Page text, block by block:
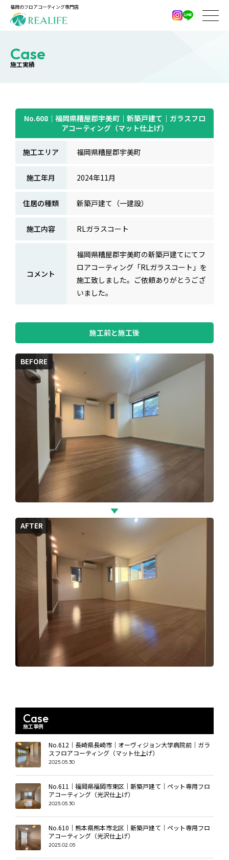
福岡のフロアコーティング専門店
施工実績
Case
No.608｜福岡県糟屋郡宇美町｜新築戸建て｜ガラスフロ
アコーティング（マット仕上げ）
施工エリア 福岡県糟屋郡宇美町
施工年月 2024年11月
住居の種類 新築戸建て（一建設）
施工内容 RLガラスコート
コメント
福岡県糟屋郡宇美町の新築戸建てにてフ
ロアコーティング「RLガラスコート」を
施工致しました。ご依頼ありがとうござ
いました。
施工前と施工後
BEFORE
AFTER
Case
施工事例
No.612｜長崎県長崎市｜オーヴィジョン大学病院前｜ガラ
スフロアコーティング（マット仕上げ）
2025.05.30
No.611｜福岡県福岡市東区｜新築戸建て｜ペット専用フロ
アコーティング（光沢仕上げ）
2025.05.30
No.610｜熊本県熊本市北区｜新築戸建て｜ペット専用フロ
アコーティング（光沢仕上げ）
2025.02.05